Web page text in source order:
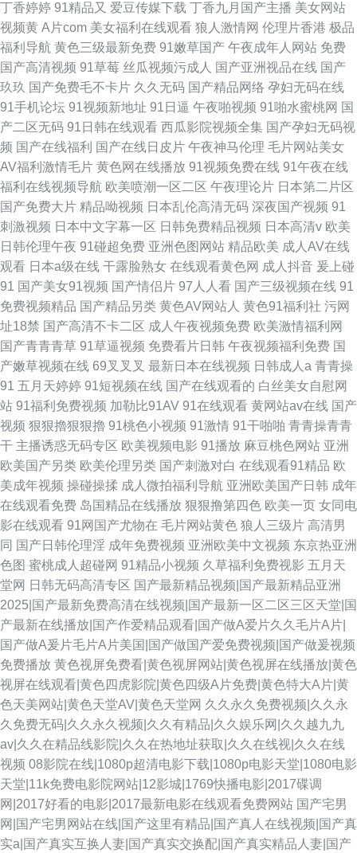
丁香婷婷 91精品又 爱豆传媒下载 丁香九月国产主播 美女网站
视频黄 A片com 美女福利在线观看 狼人激情网 伦理片香港 极品
福利导航 黄色三级最新免费 91嫩草国产 午夜成年人网站 免费
国产高清视频 91草莓 丝瓜视频污成人 国产亚洲视品在线 国产
玖玖 国产免费毛不卡片 久久无码 国产精品网络 孕妇无码在线
91手机论坛 91视频新地址 91日逼 午夜啪视频 91啪水蜜桃网 国
产二区无码 91日韩在线观看 西瓜影院视频全集 国产孕妇无码视
频 国产在线福利 国产在线日皮片 午夜神马伦理 毛片网站美女
AV福利激情毛片 黄色网在线播放 91视频免费在线 91午夜在线
福利在线视频导航 欧美喷潮一区二区 午夜理论片 日本第二片区
国产免费大片 精品呦视频 日本乱伦高清无码 深夜国产视频 91
刺激视频 日本中文字幕一区 日韩免费精品视频 日本高清v 欧美
日韩伦理午夜 91碰超免费 亚洲色图网站 精品欧美 成人AV在线
观看 日本a级在线 干露脸熟女 在线观看黄色网 成人抖音 爰上碰
91 国产美女91视频 国产情侣片 97人人看 国产三级视频在线 91
免费视频精品 国产精品另类 黄色AV网站人 黄色91福利社 污网
址18禁 国产高清不卡二区 成人午夜视频免费 欧美激情福利网
国产青青青草 91草逼视频 免费看片日韩 午夜视频福利免费 国
产嫩草视频在线 69叉叉叉 最新日本在线视频 日韩成人a 青青操
91 五月天婷婷 91短视频在线 国产在线观看的 白丝美女自慰网
站 91福利免费视频 加勒比91AV 91在线观看 黄网站av在线 国产
视频 狠狠擼狠狠擼 91桃色小视频 91激情 91干啪啪 青青操青青
干 主播诱惑无码专区 欧美视频电影 91播放 麻豆桃色网站 亚洲
欧美国产另类 欧美伦理另类 国产刺激对白 在线观看91精品 欧
美成年视频 操碰操揉 成人微拍福利导航 亚洲欧美国产日韩 成年
在线观看免费 岛国精品在线播放 狠狠撸第四色 欧美一页 女同电
影在线观看 91网国产尤物在 毛片网站黄色 狼人三级片 高清男
同 国产日韩伦理淫 成年免费视频 亚洲欧美中文视频 东京热亚洲
色图 蜜桃成人超碰网 91精品小视频 久草福利免费视影 五月天
堂网 日韩无码高清专区 国产最新精品视频|国产最新精品亚洲
2025|国产最新免费高清在线视频|国产最新一区二区三区天堂|国
产最新在线播放|国产作爱精品观看|国产做A爱片久久毛片A片|
国产做A爰片毛片A片美国|国产做国产爱免费视频|国产做爰视频
免费播放 黄色视屏免费看|黄色视屏网站|黄色视屏在线播放|黄色
视屏在线观看|黄色四虎影院|黄色四级A片免费|黄色特大A片|黄
色天美网站|黄色天堂AV|黄色天堂网 久久永久免费视频|久久永
久免费无码|久久永久视频|久久有精品|久久娱乐网|久久越九九
av|久久在精品线影院|久久在热地址获取|久久在线视|久久在线
视频 08影院在线|1080p超清电影下载|1080p电影天堂|1080电影
天堂|11k免费电影院网站|12影城|1769快播电影|2017碟调
网|2017好看的电影|2017最新电影在线观看免费网站 国产宅男
网|国产宅男网站在线|国产这里有精品|国产真人在线视频|国产真
实a|国产真实互换人妻|国产真实交换配|国产真实精品人妻|国产